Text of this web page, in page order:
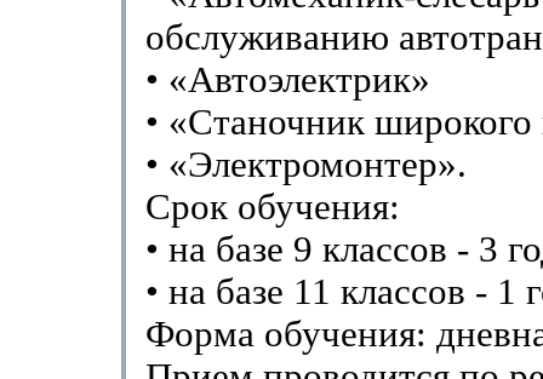
обслуживанию
• «Автоэлектрик»
• «Станочник
• «Электромонтер».
Срок обучения:
• на базе 9 классов - 3
• на базе 11 классов - 1
Форма обучения: